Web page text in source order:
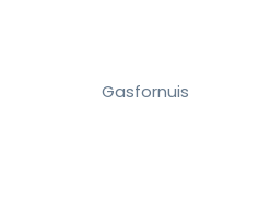
Gasfornuis